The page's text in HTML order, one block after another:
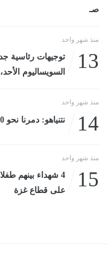
صـ
منذ شهر واحد
13
توجيهات رئاسية
السويساليوم الأحد، 28 يونيو 2026 01:52 مـ
منذ شهر واحد
14 نتنياهو: دمرنا نحو 90% من مخزون حزب الله الصاروخى
منذ شهر واحد
15
على قطاع غزة